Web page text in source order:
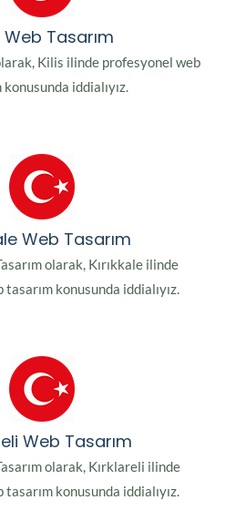
Web Tasarım
Kilis ilinde profesyonel web
konusunda iddialıyız.
Web Tasarım
olarak, Kırıkkale ilinde
konusunda iddialıyız.
Web Tasarım
olarak, Kırklareli ilinde
konusunda iddialıyız.